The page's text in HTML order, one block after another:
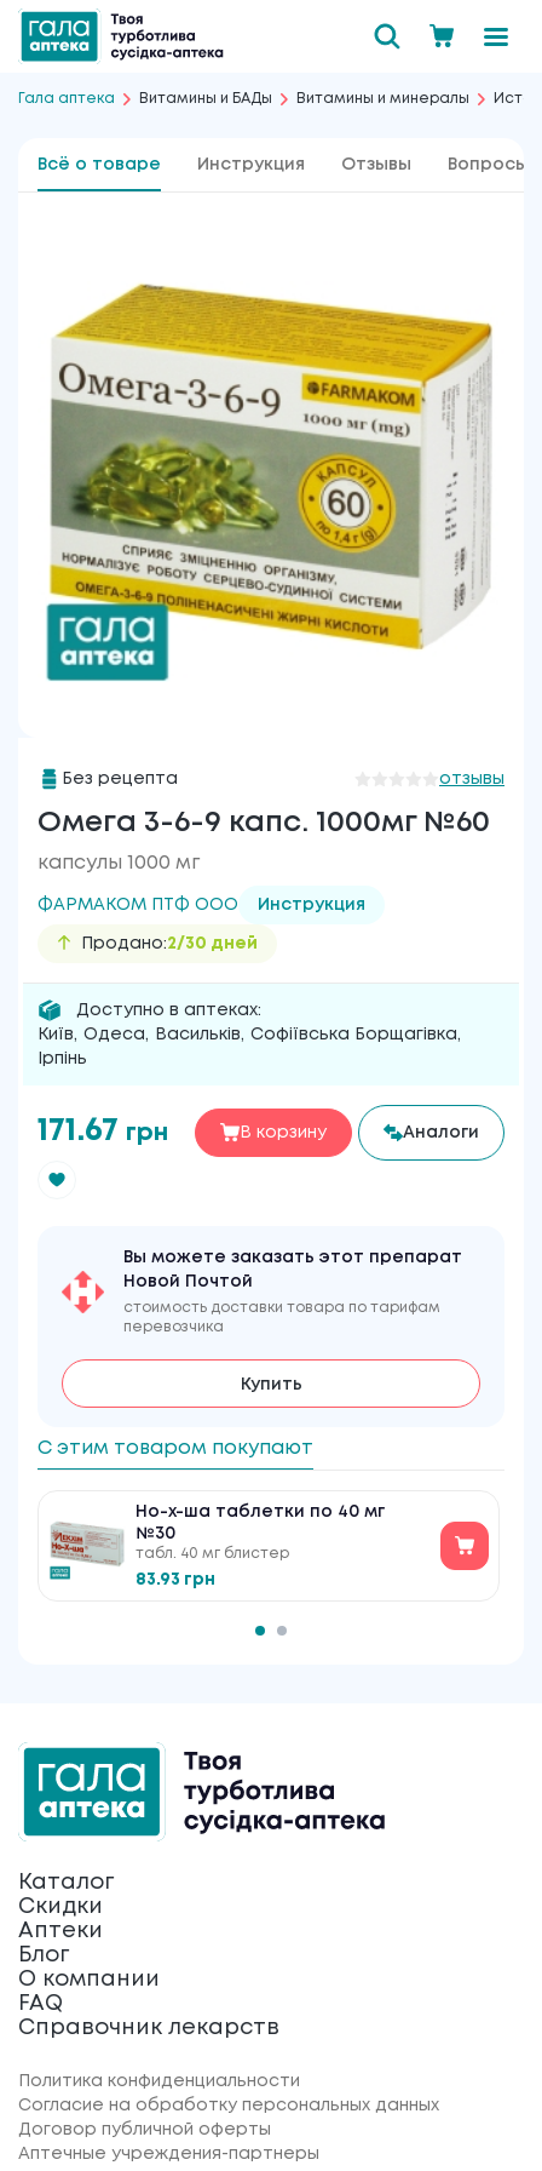
Гала аптека Витамины и БАДы Витамины и минералы
Всё о товаре Инструкция Отзывы Вопросы
Без рецепта отзывы
Омега 3-6-9 капс. 1000мг №60
капсулы 1000 мг
ФАРМАКОМ ПТФ ООО Инструкция
Продано:2/30 дней
Доступно в аптеках:
Київ, Одеса, Васильків, Софіївська Борщагівка,
Ірпінь
171.67 грн В корзину Аналоги
Вы можете заказать этот препарат
Новой Почтой
стоимость доставки товара по тарифам
перевозчика
Купить
С этим товаром покупают
Но-х-ша таблетки по 40 мг
№30
табл. 40 мг блистер
83.93 грн
Каталог
Скидки
Аптеки
Блог
О компании
FAQ
Справочник лекарств
Политика конфиденциальности
Согласие на обработку персональных данных
Договор публичной оферты
Аптечные учреждения-партнеры